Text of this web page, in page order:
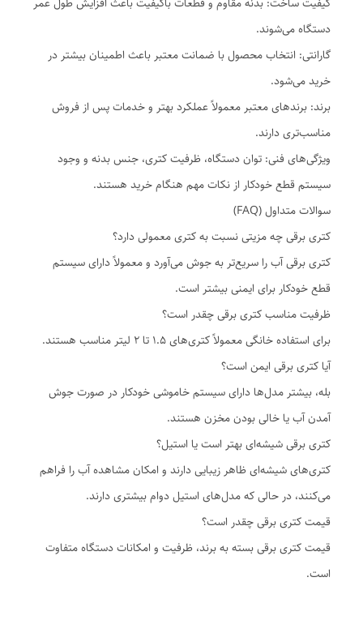
دستگاه می‌شوند.
گارانتی: انتخاب محصول با ضمانت معتبر باعث اطمینان بیشتر در
خرید می‌شود.
برند: برندهای معتبر معمولاً عملکرد بهتر و خدمات پس از فروش
مناسب‌تری دارند.
ویژگی‌های فنی: توان دستگاه، ظرفیت کتری، جنس بدنه و وجود
سیستم قطع خودکار از نکات مهم هنگام خرید هستند.
سوالات متداول (FAQ)
کتری برقی چه مزیتی نسبت به کتری معمولی دارد؟
کتری برقی آب را سریع‌تر به جوش می‌آورد و معمولاً دارای سیستم
قطع خودکار برای ایمنی بیشتر است.
ظرفیت مناسب کتری برقی چقدر است؟
برای استفاده خانگی معمولاً کتری‌های 1.5 تا 2 لیتر مناسب هستند.
آیا کتری برقی ایمن است؟
بله، بیشتر مدل‌ها دارای سیستم خاموشی خودکار در صورت جوش
آمدن آب یا خالی بودن مخزن هستند.
کتری برقی شیشه‌ای بهتر است یا استیل؟
کتری‌های شیشه‌ای ظاهر زیبایی دارند و امکان مشاهده آب را فراهم
می‌کنند، در حالی که مدل‌های استیل دوام بیشتری دارند.
قیمت کتری برقی چقدر است؟
قیمت کتری برقی بسته به برند، ظرفیت و امکانات دستگاه متفاوت
است.